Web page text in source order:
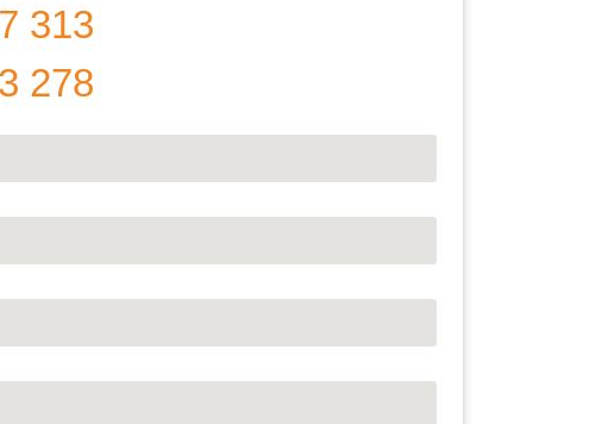
313
278